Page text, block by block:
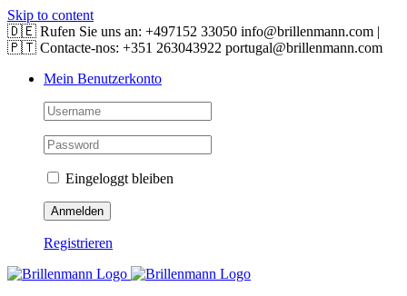
Skip to content
🇩🇪 Rufen Sie uns an: +497152 33050 info@brillenmann.com |
🇵🇹 Contacte-nos: +351 263043922 portugal@brillenmann.com
Mein Benutzerkonto
Eingeloggt bleiben
Registrieren